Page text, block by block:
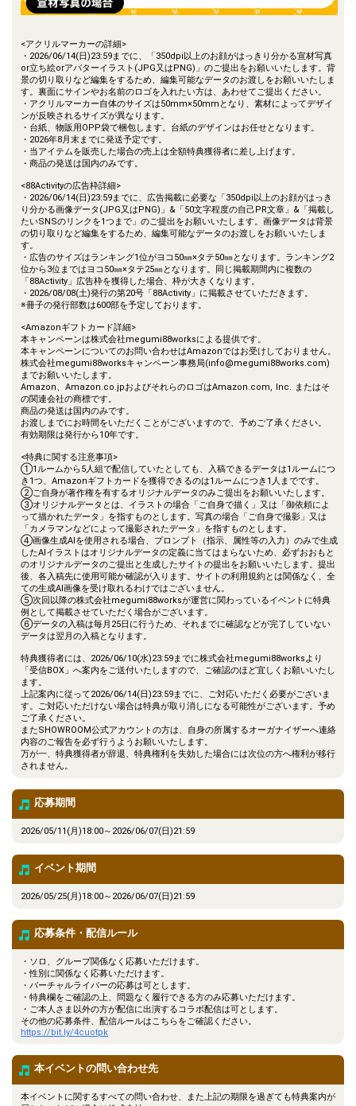
<アクリルマーカーの詳細>
・2026/06/14(日)23:59までに、「350dpi以上のお顔がはっきり分かる宣材写真
or立ち絵orアバターイラスト(JPG又はPNG)」のご提出をお願いいたします。背
景の切り取りなど編集をするため、編集可能なデータのお渡しをお願いいたしま
す。裏面にサインやお名前のロゴを入れたい方は、あわせてご提出ください。
・アクリルマーカー自体のサイズは50mm×50mmとなり、素材によってデザイ
ンが反映されるサイズが異なります。
・台紙、物販用OPP袋で梱包します。台紙のデザインはお任せとなります。
・2026年8月末までに発送予定です。
・当アイテムを販売した場合の売上は全額特典獲得者に差し上げます。
・商品の発送は国内のみです。
<88Activityの広告枠詳細>
・2026/06/14(日)23:59までに、広告掲載に必要な「350dpi以上のお顔がはっき
り分かる画像データ(JPG又はPNG)」&「50文字程度の自己PR文章」&「掲載し
たいSNSのリンクを1つまで」のご提出をお願いいたします。画像データは背景
の切り取りなど編集をするため、編集可能なデータのお渡しをお願いいたしま
す。
・広告のサイズはランキング1位がヨコ50㎜×タテ50㎜となります。ランキング2
位から3位まではヨコ50㎜×タテ25㎜となります。同じ掲載期間内に複数の
「88Activity」広告枠を獲得した場合、枠が大きくなります。
・2026/08/08(土)発行の第20号「88Activity」に掲載させていただきます。
※冊子の発行部数は600部を予定しております。
<Amazonギフトカード詳細>
本キャンペーンは株式会社megumi88worksによる提供です。
本キャンペーンについてのお問い合わせはAmazonではお受けしておりません。
株式会社megumi88worksキャンペーン事務局(info@megumi88works.com)
までお願いいたします。
Amazon、Amazon.co.jpおよびそれらのロゴはAmazon.com, Inc. またはそ
の関連会社の商標です。
商品の発送は国内のみです。
お渡しまでにお時間をいただくことがございますので、予めご了承ください。
有効期限は発行から10年です。
<特典に関する注意事項>
①1ルームから5人組で配信していたとしても、入稿できるデータは1ルームにつ
き1つ、Amazonギフトカードを獲得できるのは1ルームにつき1人までです。
②ご自身が著作権を有するオリジナルデータのみご提出をお願いいたします。
③オリジナルデータとは、イラストの場合「ご自身で描く」又は「御依頼によ
って描かれたデータ」を指すものとします。写真の場合「ご自身で撮影」又は
「カメラマンなどによって撮影されたデータ」を指すものとします。
④画像生成AIを使用される場合、プロンプト（指示、属性等の入力）のみで生成
したAIイラストはオリジナルデータの定義に当てはまらないため、必ずおおもと
のオリジナルデータのご提出と生成したサイトの提出をお願いいたします。提出
後、各入稿先に使用可能か確認が入ります。サイトの利用規約とは関係なく、全
ての生成AI画像を受け取れるわけではございません。
⑤次回以降の株式会社megumi88worksが運営に関わっているイベントに特典
例として掲載させていただく場合がございます。
⑥データの入稿は毎月25日に行うため、それまでに確認などが完了していない
データは翌月の入稿となります。
特典獲得者には、2026/06/10(水)23:59までに株式会社megumi88worksより
「受信BOX」へ案内をご送付いたしますので、ご確認のほど宜しくお願いいたし
ます。
上記案内に従って2026/06/14(日)23:59までに、ご対応いただく必要がございま
す。ご対応いただけない場合は特典が取り消しになる可能性がございます。予め
ご了承ください。
またSHOWROOM公式アカウントの方は、自身の所属するオーガナイザーへ連絡
内容のご報告を必ず行うようお願いいたします。
万が一、特典獲得者が辞退、特典権利を失効した場合には次位の方へ権利が移行
されません。
応募期間
2026/05/11(月)18:00～2026/06/07(日)21:59
イベント期間
2026/05/25(月)18:00～2026/06/07(日)21:59
応募条件・配信ルール
・ソロ、グループ関係なく応募いただけます。
・性別に関係なく応募いただけます。
・バーチャルライバーの応募は可とします。
・特典欄をご確認の上、問題なく履行できる方のみ応募いただけます。
・ご本人さま以外の方が配信に出演するコラボ配信は可とします。
その他の応募条件、配信ルールはこちらをご確認ください。
https://bit.ly/4cuotpk
本イベントの問い合わせ先
本イベントに関するすべての問い合わせ、また上記の期限を過ぎても特典案内が